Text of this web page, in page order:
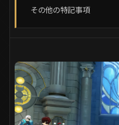
その他の特記事項